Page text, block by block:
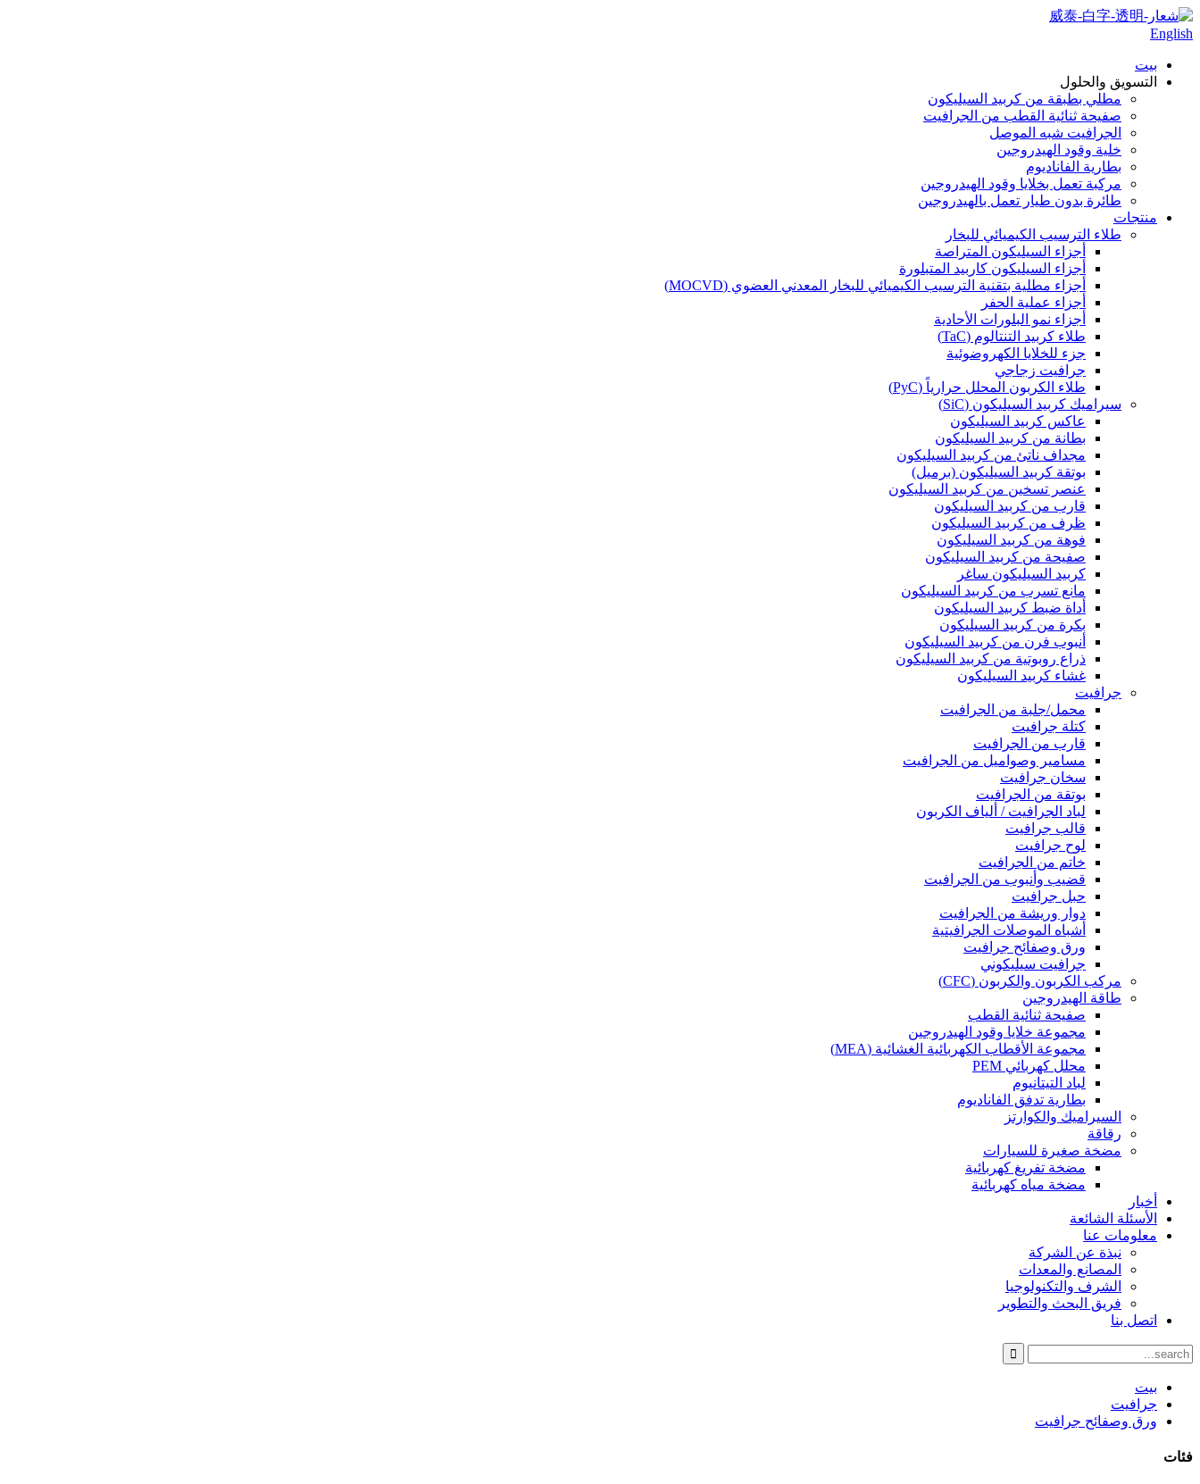
English
بيت
التسويق والحلول
مطلي بطبقة من كربيد السيليكون
صفيحة ثنائية القطب من الجرافيت
الجرافيت شبه الموصل
خلية وقود الهيدروجين
بطارية الفاناديوم
مركبة تعمل بخلايا وقود الهيدروجين
طائرة بدون طيار تعمل بالهيدروجين
منتجات
طلاء الترسيب الكيميائي للبخار
أجزاء السيليكون المتراصة
أجزاء السيليكون كاربيد المتبلورة
أجزاء مطلية بتقنية الترسيب الكيميائي للبخار المعدني العضوي (MOCVD)
أجزاء عملية الحفر
أجزاء نمو البلورات الأحادية
طلاء كربيد التنتالوم (TaC)
جزء للخلايا الكهروضوئية
جرافيت زجاجي
طلاء الكربون المحلل حرارياً (PyC)
سيراميك كربيد السيليكون (SiC)
عاكس كربيد السيليكون
بطانة من كربيد السيليكون
مجداف ناتئ من كربيد السيليكون
بوتقة كربيد السيليكون (برميل)
عنصر تسخين من كربيد السيليكون
قارب من كربيد السيليكون
ظرف من كربيد السيليكون
فوهة من كربيد السيليكون
صفيحة من كربيد السيليكون
كربيد السيليكون ساغر
مانع تسرب من كربيد السيليكون
أداة ضبط كربيد السيليكون
بكرة من كربيد السيليكون
أنبوب فرن من كربيد السيليكون
ذراع روبوتية من كربيد السيليكون
غشاء كربيد السيليكون
جرافيت
محمل/جلبة من الجرافيت
كتلة جرافيت
قارب من الجرافيت
مسامير وصواميل من الجرافيت
سخان جرافيت
بوتقة من الجرافيت
لباد الجرافيت / ألياف الكربون
قالب جرافيت
لوح جرافيت
خاتم من الجرافيت
قضيب وأنبوب من الجرافيت
حبل جرافيت
دوار وريشة من الجرافيت
أشباه الموصلات الجرافيتية
ورق وصفائح جرافيت
جرافيت سيليكوني
مركب الكربون والكربون (CFC)
طاقة الهيدروجين
صفيحة ثنائية القطب
مجموعة خلايا وقود الهيدروجين
مجموعة الأقطاب الكهربائية الغشائية (MEA)
محلل كهربائي PEM
لباد التيتانيوم
بطارية تدفق الفاناديوم
السيراميك والكوارتز
رقاقة
مضخة صغيرة للسيارات
مضخة تفريغ كهربائية
مضخة مياه كهربائية
أخبار
الأسئلة الشائعة
معلومات عنا
نبذة عن الشركة
المصانع والمعدات
الشرف والتكنولوجيا
فريق البحث والتطوير
اتصل بنا
بيت
جرافيت
ورق وصفائح جرافيت
فئات